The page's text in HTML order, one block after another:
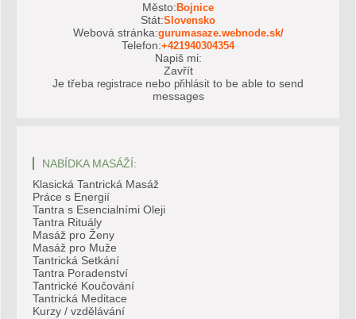
Město: Bojnice
Stát:Slovensko
Webová stránka:gurumasaze.webnode.sk/
Telefon:+421940304354
Napiš mi:
Zavřít
Je třeba registrace nebo přihlásit to be able to send
messages
NABÍDKA MASÁŽÍ:
Klasická Tantrická Masáž
Práce s Energií
Tantra s Esencialními Oleji
Tantra Rituály
Masáž pro Ženy
Masáž pro Muže
Tantrická Setkání
Tantra Poradenství
Tantrické Koučování
Tantrická Meditace
Kurzy / vzdělávání